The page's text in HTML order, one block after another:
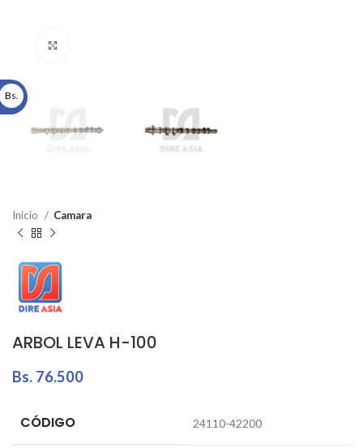
Inicio Camara
ARBOL LEVA H-100
Bs. 76.500
CÓDIGO 24110-42200
Bs.